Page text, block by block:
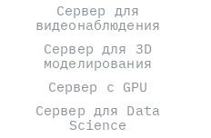
Сервер для
видеонаблюдения
Сервер для 3D
моделирования
Сервер с GPU
Сервер для Data
Science